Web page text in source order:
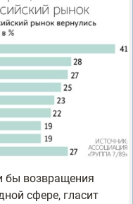
бы возвращения
сфере, гласит